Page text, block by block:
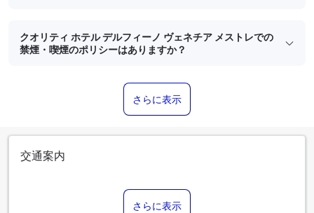
クオリティ ホテル デルフィーノ ヴェネチア メストレでの
禁煙・喫煙のポリシーはありますか？
さらに表示
交通案内
さらに表示